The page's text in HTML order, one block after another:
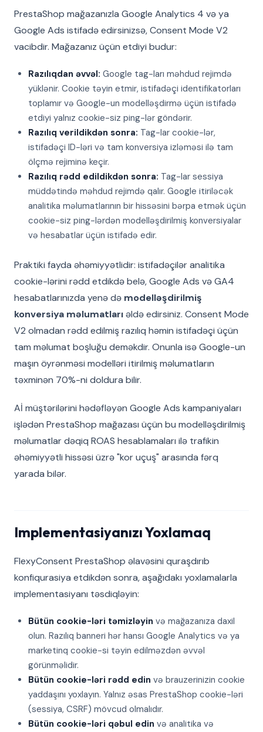
PrestaShop mağazanızla Google Analytics 4 və ya
Google Ads istifadə edirsinizsə, Consent Mode V2
vacibdir. Mağazanız üçün etdiyi budur:
Razılıqdan əvvəl: Google tag-ları məhdud rejimdə
yüklənir. Cookie təyin etmir, istifadəçi identifikatorları
toplamır və Google-un modelləşdirmə üçün istifadə
etdiyi yalnız cookie-siz ping-lər göndərir.
Razılıq verildikdən sonra: Tag-lar cookie-lər,
istifadəçi ID-ləri və tam konversiya izləməsi ilə tam
ölçmə rejiminə keçir.
Razılıq rədd edildikdən sonra: Tag-lar sessiya
müddətində məhdud rejimdə qalır. Google itiriləcək
analitika məlumatlarının bir hissəsini bərpa etmək üçün
cookie-siz ping-lərdən modelləşdirilmiş konversiyalar
və hesabatlar üçün istifadə edir.
Praktiki fayda əhəmiyyətlidir: istifadəçilər analitika
cookie-lərini rədd etdikdə belə, Google Ads və GA4
hesabatlarınızda yenə də modelləşdirilmiş
konversiya məlumatlarıəldə edirsiniz. Consent Mode
V2 olmadan rədd edilmiş razılıq həmin istifadəçi üçün
tam məlumat boşluğu deməkdir. Onunla isə Google-un
maşın öyrənməsi modelləri itirilmiş məlumatların
təxminən 70%-ni doldura bilir.
Aİ müştərilərini hədəfləyən Google Ads kampaniyaları
işlədən PrestaShop mağazası üçün bu modelləşdirilmiş
məlumatlar dəqiq ROAS hesablamaları ilə trafikin
əhəmiyyətli hissəsi üzrə "kor uçuş" arasında fərq
yarada bilər.
Implementasiyanızı Yoxlamaq
FlexyConsent PrestaShop əlavəsini quraşdırıb
konfiqurasiya etdikdən sonra, aşağıdakı yoxlamalarla
implementasiyanı təsdiqləyin:
Bütün cookie-ləri təmizləyin və mağazanıza daxil
olun. Razılıq banneri hər hansı Google Analytics və ya
marketinq cookie-si təyin edilməzdən əvvəl
görünməlidir.
Bütün cookie-ləri rədd edin və brauzerinizin cookie
yaddaşını yoxlayın. Yalnız əsas PrestaShop cookie-ləri
(sessiya, CSRF) mövcud olmalıdır.
Bütün cookie-ləri qəbul edin və analitika və